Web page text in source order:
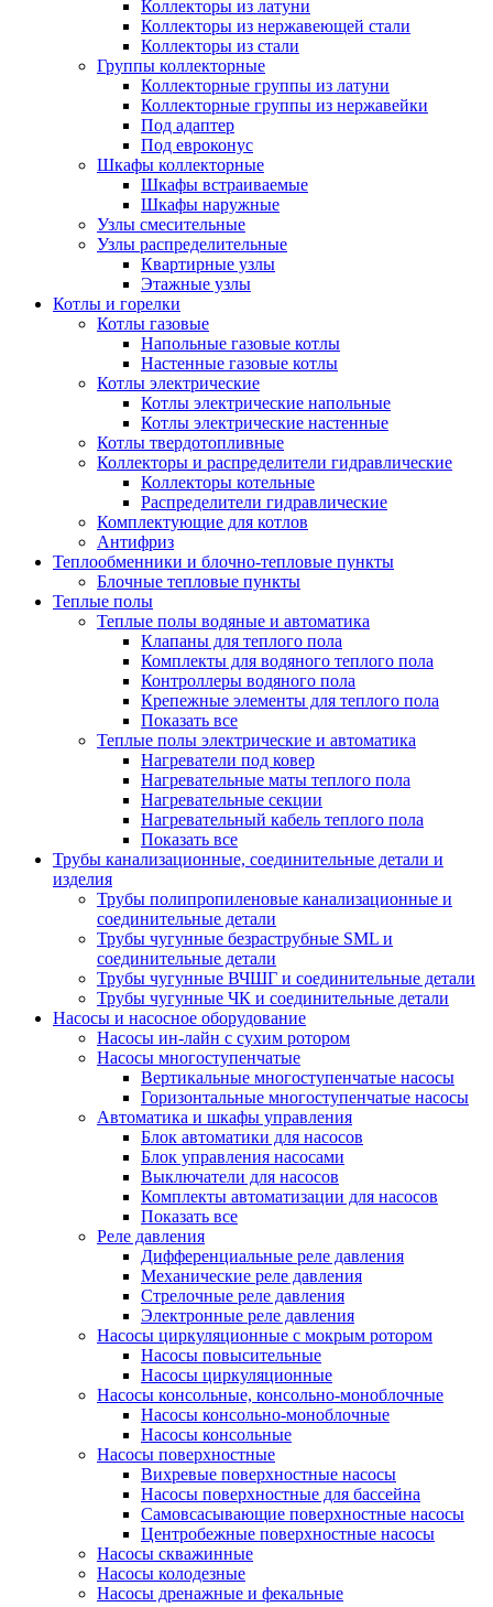
Коллекторы из латуни
Коллекторы из нержавеющей стали
Коллекторы из стали
Группы коллекторные
Коллекторные группы из латуни
Коллекторные группы из нержавейки
Под адаптер
Под евроконус
Шкафы коллекторные
Шкафы встраиваемые
Шкафы наружные
Узлы смесительные
Узлы распределительные
Квартирные узлы
Этажные узлы
Котлы и горелки
Котлы газовые
Напольные газовые котлы
Настенные газовые котлы
Котлы электрические
Котлы электрические напольные
Котлы электрические настенные
Котлы твердотопливные
Коллекторы и распределители гидравлические
Коллекторы котельные
Распределители гидравлические
Комплектующие для котлов
Антифриз
Теплообменники и блочно-тепловые пункты
Блочные тепловые пункты
Теплые полы
Теплые полы водяные и автоматика
Клапаны для теплого пола
Комплекты для водяного теплого пола
Контроллеры водяного пола
Крепежные элементы для теплого пола
Показать все
Теплые полы электрические и автоматика
Нагреватели под ковер
Нагревательные маты теплого пола
Нагревательные секции
Нагревательный кабель теплого пола
Показать все
Трубы канализационные, соединительные детали и
изделия
Трубы полипропиленовые канализационные и
соединительные детали
Трубы чугунные безраструбные SML и
соединительные детали
Трубы чугунные ВЧШГ и соединительные детали
Трубы чугунные ЧК и соединительные детали
Насосы и насосное оборудование
Насосы ин-лайн с сухим ротором
Насосы многоступенчатые
Вертикальные многоступенчатые насосы
Горизонтальные многоступенчатые насосы
Автоматика и шкафы управления
Блок автоматики для насосов
Блок управления насосами
Выключатели для насосов
Комплекты автоматизации для насосов
Показать все
Реле давления
Дифференциальные реле давления
Механические реле давления
Стрелочные реле давления
Электронные реле давления
Насосы циркуляционные с мокрым ротором
Насосы повысительные
Насосы циркуляционные
Насосы консольные, консольно-моноблочные
Насосы консольно-моноблочные
Насосы консольные
Насосы поверхностные
Вихревые поверхностные насосы
Насосы поверхностные для бассейна
Самовсасывающие поверхностные насосы
Центробежные поверхностные насосы
Насосы скважинные
Насосы колодезные
Насосы дренажные и фекальные